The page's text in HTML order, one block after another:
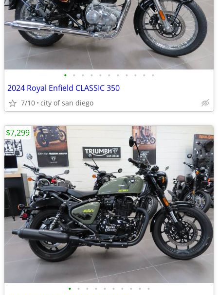
• • • • • • • • • • •
2024 Royal Enfield CLASSIC 350
7/10 city of san diego
• • • • • • • • • •
$7,299